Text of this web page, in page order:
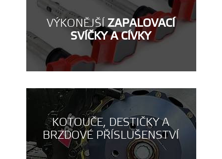
VÝKONĚJŠÍZAPALOVACÍ
SVÍČKY A CÍVKY
KOTOUČE, DESTIČKY A
BRZDOVÉ PŘÍSLUŠENSTVÍ